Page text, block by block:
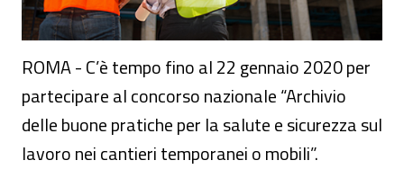
ROMA - C’è tempo fino al 22 gennaio 2020 per
partecipare al concorso nazionale “Archivio
delle buone pratiche per la salute e sicurezza sul
lavoro nei cantieri temporanei o mobili”.